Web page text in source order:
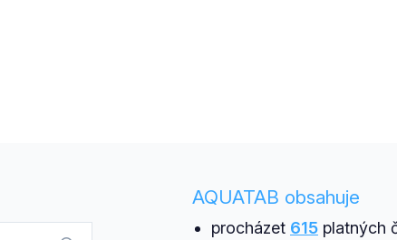
AQUATAB obsahuje
procházet 615platných